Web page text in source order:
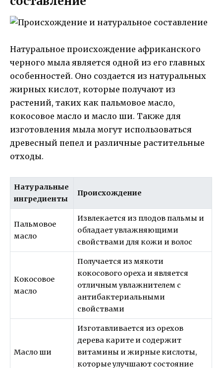
Натуральное происхождение африканского
черного мыла является одной из его главных
особенностей. Оно создается из натуральных
жирных кислот, которые получают из
растений, таких как пальмовое масло,
кокосовое масло и масло ши. Также для
изготовления мыла могут использоваться
древесный пепел и различные растительные
отходы.
Натуральные
ингредиенты
Происхождение
Пальмовое
масло
Извлекается из плодов пальмы и
обладает увлажняющими
свойствами для кожи и волос
Кокосовое
масло
Получается из мякоти
кокосового ореха и является
отличным увлажнителем с
антибактериальными
свойствами
Масло ши
Изготавливается из орехов
дерева карите и содержит
витамины и жирные кислоты,
которые улучшают состояние